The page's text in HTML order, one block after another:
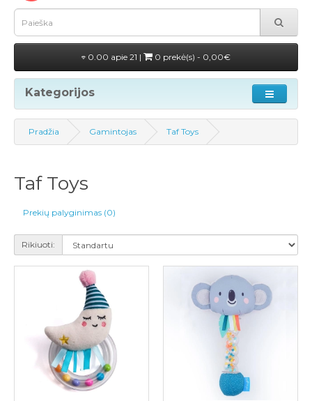
0.00 apie 21 | 0 prekė(s) - 0,00€
Kategorijos
Pradžia Gamintojas Taf Toys
Taf Toys
Prekių palyginimas (0)
Rikiuoti: